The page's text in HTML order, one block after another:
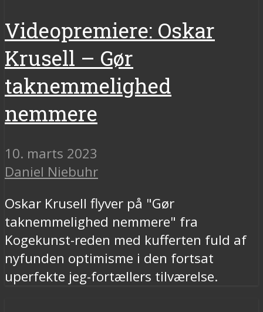
Videopremiere: Oskar
Krusell – Gør
taknemmelighed
nemmere
10. marts 2023
Daniel Niebuhr
Oskar Krusell flyver på "Gør
taknemmelighed nemmere" fra
Kogekunst-reden med kufferten fuld af
nyfunden optimisme i den fortsat
uperfekte jeg-fortællers tilværelse.